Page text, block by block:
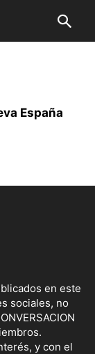
España
en este
sociales, no
y con el